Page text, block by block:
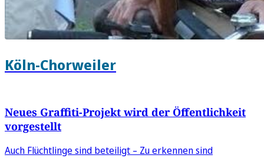
Köln-Chorweiler
Neues Graffiti-Projekt wird der Öffentlichkeit
vorgestellt
Auch Flüchtlinge sind beteiligt – Zu erkennen sind